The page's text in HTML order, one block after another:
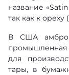
название
так как к
В США
промышленная
для
тары, в